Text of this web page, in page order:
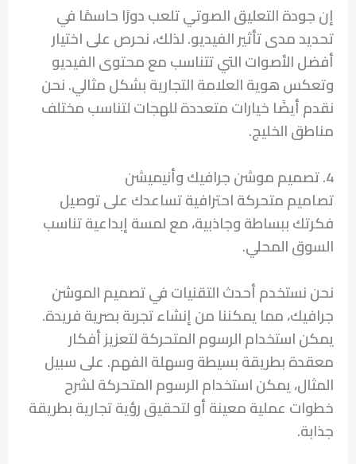
إن جودة التعليق الصوتي تلعب دورًا حاسمًا في
تحديد مدى تأثير الفيديو. لذلك، نحرص على اختيار
أفضل الأصوات التي تتناسب مع محتوى الفيديو
وتعكس هوية العلامة التجارية بشكل مثالي. نحن
نقدم أيضًا خيارات متعددة للهجات لتناسب مختلف
مناطق الخليج.
4. تصميم موشن جرافيك وأنيميشن
تصاميم متحركة احترافية تساعدك على توصيل
فكرتك ببساطة وجاذبية، مع لمسة إبداعية تناسب
السوق المحلي.
نحن نستخدم أحدث التقنيات في تصميم الموشن
جرافيك، مما يمكننا من إنشاء تجربة بصرية فريدة.
يمكن استخدام الرسوم المتحركة لتعزيز أفكار
معقدة بطريقة بسيطة وسهلة الفهم. على سبيل
المثال، يمكن استخدام الرسوم المتحركة لشرح
خطوات عملية معينة أو لتحقيق رؤية تجارية بطريقة
جذابة.